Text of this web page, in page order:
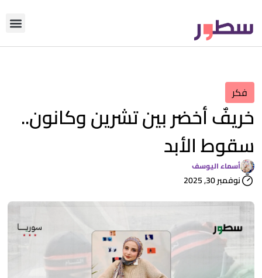
فكر
خريفٌ أخضر بين تشرين وكانون..
سقوط الأبد
أسماء اليوسف
نوفمبر 30, 2025